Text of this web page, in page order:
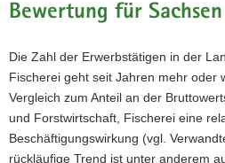
Bewertung für Sachsen
Die Zahl der Erwerbstätigen in der
Fischerei geht seit Jahren mehr oder
Vergleich zum Anteil an der
und Forstwirtschaft, Fischerei eine
Beschäftigungswirkung (vgl.
rückläufige Trend ist unter anderem